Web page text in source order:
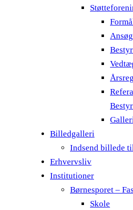
Billedgalleri
Indsend billede
Erhvervsliv
Institutioner
Børnesporet –
Skole